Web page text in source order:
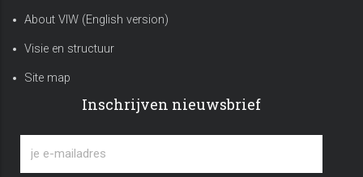
About VIW (English version)
Visie en structuur
Site map
Inschrijven nieuwsbrief